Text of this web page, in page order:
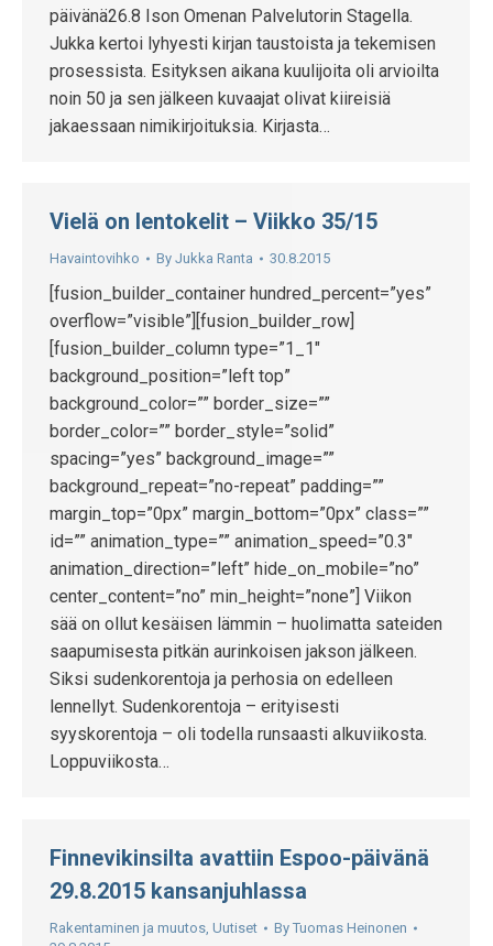
päivänä26.8 Ison Omenan Palvelutorin Stagella.
Jukka kertoi lyhyesti kirjan taustoista ja tekemisen
prosessista. Esityksen aikana kuulijoita oli arvioilta
noin 50 ja sen jälkeen kuvaajat olivat kiireisiä
jakaessaan nimikirjoituksia. Kirjasta…
Vielä on lentokelit – Viikko 35/15
Havaintovihko By Jukka Ranta 30.8.2015
[fusion_builder_container hundred_percent=”yes”
overflow=”visible”][fusion_builder_row]
[fusion_builder_column type=”1_1″
background_position=”left top”
background_color=”” border_size=””
border_color=”” border_style=”solid”
spacing=”yes” background_image=””
background_repeat=”no-repeat” padding=””
margin_top=”0px” margin_bottom=”0px” class=””
id=”” animation_type=”” animation_speed=”0.3″
animation_direction=”left” hide_on_mobile=”no”
center_content=”no” min_height=”none”] Viikon
sää on ollut kesäisen lämmin – huolimatta sateiden
saapumisesta pitkän aurinkoisen jakson jälkeen.
Siksi sudenkorentoja ja perhosia on edelleen
lennellyt. Sudenkorentoja – erityisesti
syyskorentoja – oli todella runsaasti alkuviikosta.
Loppuviikosta…
Finnevikinsilta avattiin Espoo-päivänä
29.8.2015 kansanjuhlassa
Rakentaminen ja muutos, Uutiset By Tuomas Heinonen